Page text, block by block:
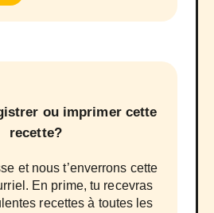
ou imprimer cette
recette?
et nous t’enverrons cette
En prime, tu recevras
recettes à toutes les